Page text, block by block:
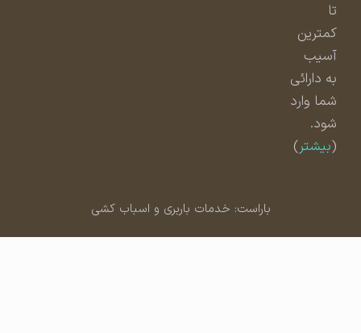
کمترین
آسیب
به دارائی
شما وارد
شود.
بیشتر)
باراست: خدمات باربری و اسباب کشی